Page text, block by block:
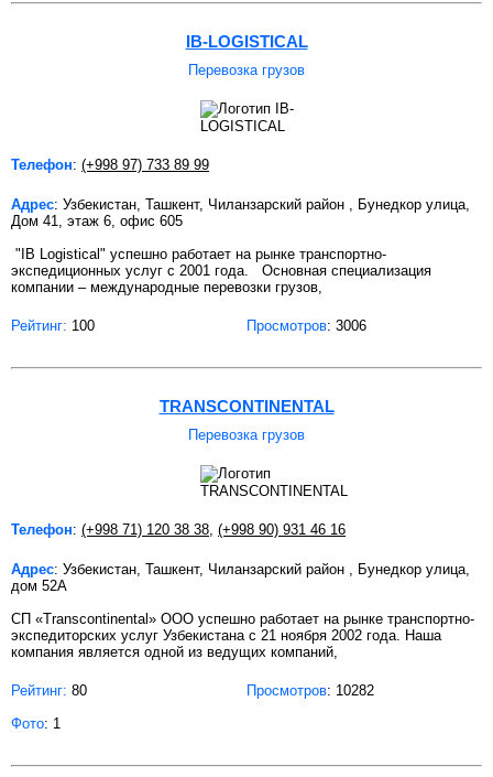
IB-LOGISTICAL
Перевозка грузов
Телефон: (+998 97) 733 89 99
Адрес: Узбекистан, Ташкент, Чиланзарский район , Бунедкор улица,
Дом 41, этаж 6, офис 605
"IB Logistical" успешно работает на рынке транспортно-
экспедиционных услуг c 2001 года. Основная специализация
компании – международные перевозки грузов,
Рейтинг: 100 Просмотров: 3006
TRANSCONTINENTAL
Перевозка грузов
Телефон: (+998 71) 120 38 38 (+998 90) 931 46 16
Адрес: Узбекистан, Ташкент, Чиланзарский район , Бунедкор улица,
дом 52А
СП «Transcontinental» ООО успешно работает на рынке транспортно-
экспедиторских услуг Узбекистана c 21 ноября 2002 года. Наша
компания является одной из ведущих компаний,
Рейтинг: 80 Просмотров: 10282
Фото: 1